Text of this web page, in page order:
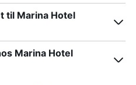
til Marina Hotel
Marina Hotel